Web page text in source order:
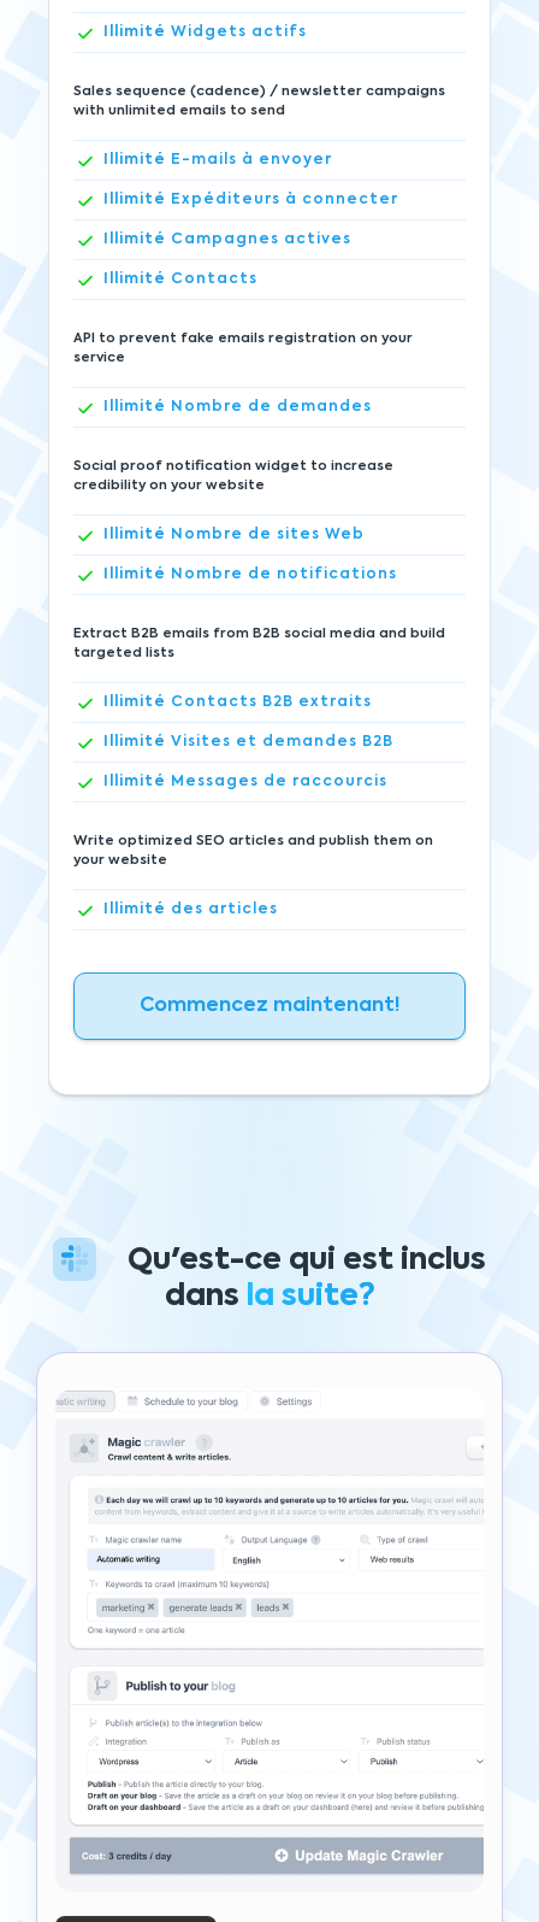
Illimité Widgets actifs
Sales sequence (cadence) / newsletter campaigns
with unlimited emails to send
Illimité E-mails à envoyer
Illimité Expéditeurs à connecter
Illimité Campagnes actives
Illimité Contacts
API to prevent fake emails registration on your
service
Illimité Nombre de demandes
Social proof notification widget to increase
credibility on your website
Illimité Nombre de sites Web
Illimité Nombre de notifications
Extract B2B emails from B2B social media and build
targeted lists
Illimité Contacts B2B extraits
Illimité Visites et demandes B2B
Illimité Messages de raccourcis
Write optimized SEO articles and publish them on
your website
Illimité des articles
Commencez maintenant!
Qu'est-ce qui est inclus
dans la suite?